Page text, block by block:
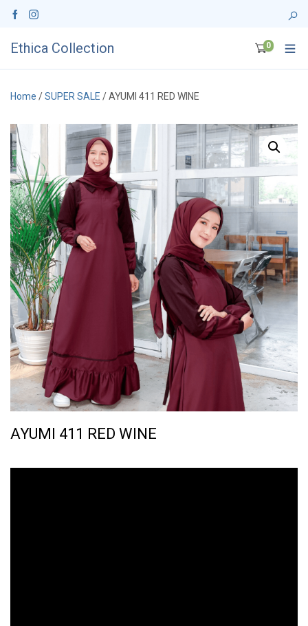
Ethica Collection 0
Home /SUPER SALE / AYUMI 411 RED WINE
AYUMI 411 RED WINE